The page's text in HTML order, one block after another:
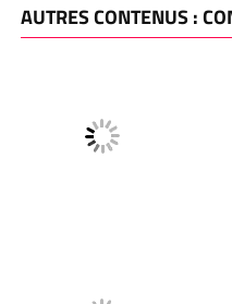
AUTRES CONTENUS :